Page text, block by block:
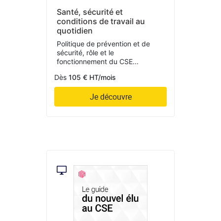
Santé, sécurité et
conditions de travail au
quotidien
Politique de prévention et de
sécurité, rôle et le
fonctionnement du CSE...
Dès 105 € HT/mois
Je découvre